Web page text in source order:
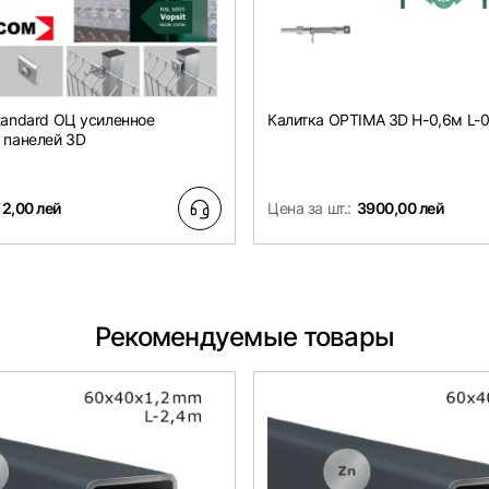
ОЦ усиленное
3D
лей
Калитка OPTIMA 3D H-0,6м
Цена за шт.: 3900,00 лей
Рекомендуемые товары